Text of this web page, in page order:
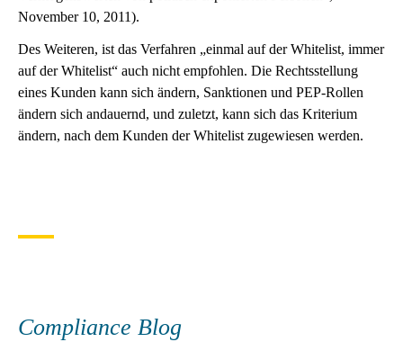
November 10, 2011).
Des Weiteren, ist das Verfahren „einmal auf der Whitelist, immer
auf der Whitelist“ auch nicht empfohlen. Die Rechtsstellung
eines Kunden kann sich ändern, Sanktionen und PEP-Rollen
ändern sich andauernd, und zuletzt, kann sich das Kriterium
ändern, nach dem Kunden der Whitelist zugewiesen werden.
Compliance Blog